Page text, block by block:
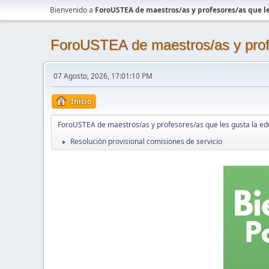
Bienvenido a ForoUSTEA de maestros/as y profesores/as que
ForoUSTEA de maestros/as y
07 Agosto, 2026, 17:01:10 PM
Inicio
ForoUSTEA de maestros/as y profesores/as que les gusta la
► Resolución provisional comisiones de servicio